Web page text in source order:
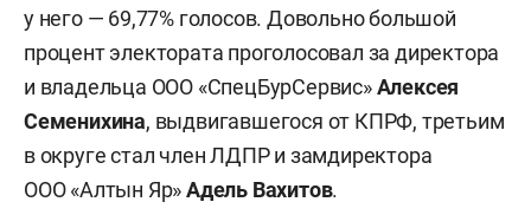
у него — 69,77% голосов. Довольно большой
процент электората проголосовал за директора
и владельца ООО «СпецБурСервис»Алексея
Семенихина, выдвигавшегося от КПРФ, третьим
в округе стал член ЛДПР и замдиректора
ООО «Алтын Яр»Адель Вахитов.